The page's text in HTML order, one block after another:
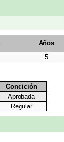
Años
5
Condición
Aprobada
Regular